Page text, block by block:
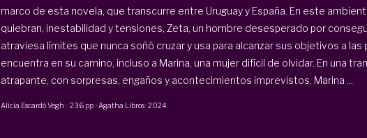
marco de esta novela, que transcurre entre Uruguay y España. En este
quiebran, inestabilidad y tensiones, Zeta, un hombre desesperado por
atraviesa límites que nunca soñó cruzar y usa para alcanzar sus objetivos a las
encuentra en su camino, incluso a Marina, una mujer difícil de olvidar. En una
atrapante, con sorpresas, engaños y acontecimientos imprevistos, Marina ...
Alicia Escardó Vegh ··236 pp· Agatha Libros·2024